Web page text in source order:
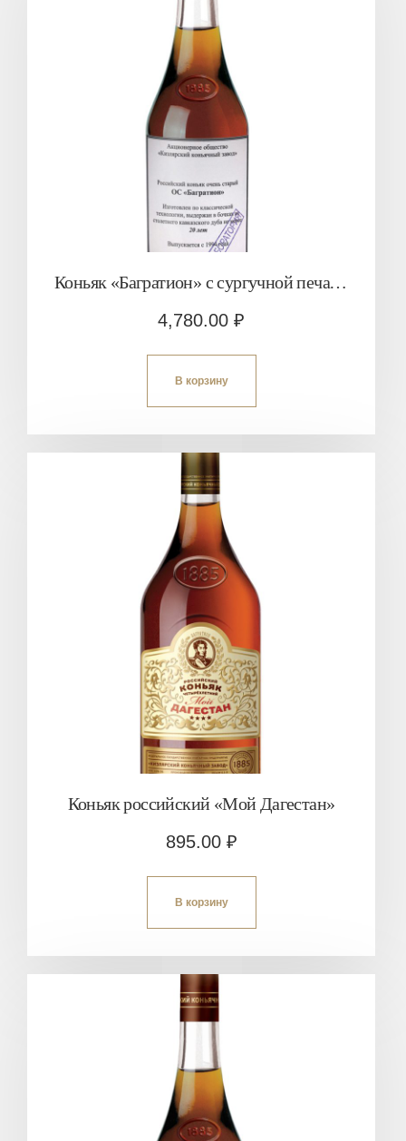
Коньяк «Багратион» с сургучной печатью 20 лет
4,780.00₽
В корзину
Коньяк российский «Мой Дагестан»
895.00 ₽
В корзину